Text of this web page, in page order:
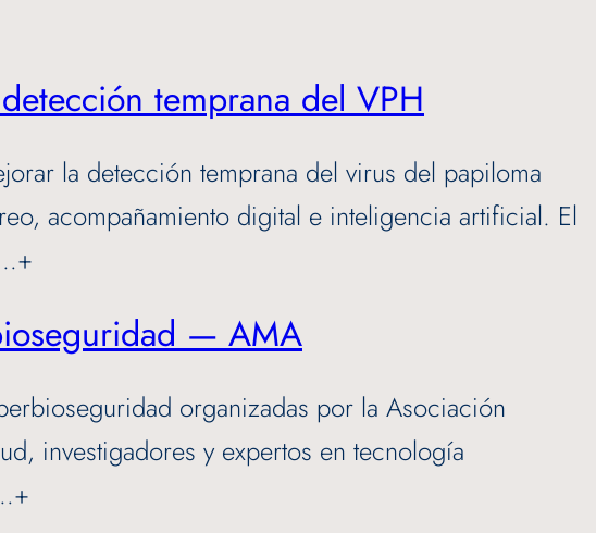
temprana del VPH
la detección temprana del virus del papiloma
acompañamiento digital e inteligencia artificial. El
— AMA
organizadas por la Asociación
investigadores y expertos en tecnología